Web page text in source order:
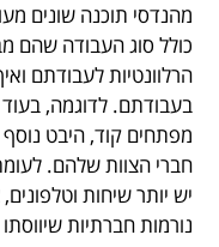
מהנדסי תוכנה שונים
כולל סוג העבודה שהם
הרלוונטיות לעבודתם
בעבודתם. לדוגמה,
מפתחים קוד, היבט
חברי הצוות שלהם.
יש יותר שיחות
נורמות חברתיות